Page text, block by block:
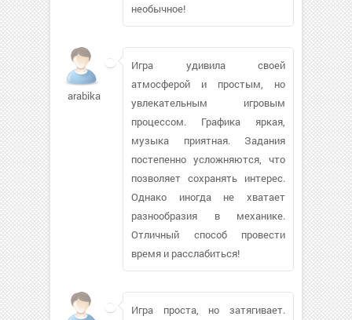
необычное!
arabika131
Игра удивила своей
атмосферой и простым, но
увлекательным игровым
процессом. Графика яркая,
музыка приятная. Задания
постепенно усложняются, что
позволяет сохранять интерес.
Однако иногда не хватает
разнообразия в механике.
Отличный способ провести
время и расслабиться!
Игра проста, но затягивает.